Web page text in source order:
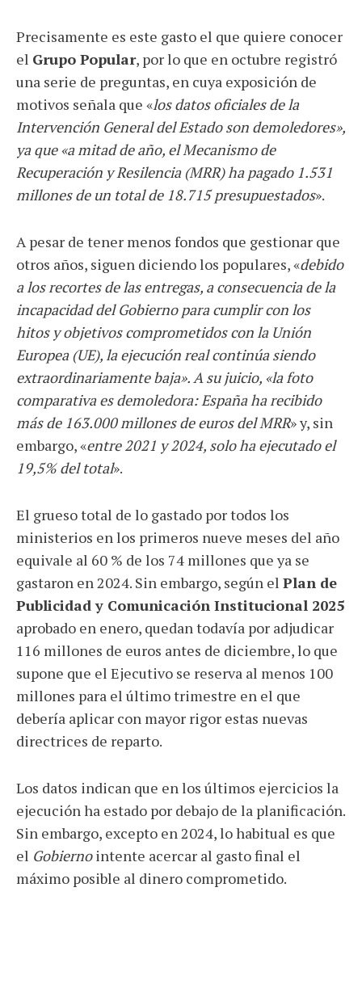
Precisamente es este gasto el que quiere conocer
el Grupo Popular, por lo que en octubre registró
una serie de preguntas, en cuya exposición de
motivos señala que «los datos oficiales de la
Intervención General del Estado son demoledores»,
ya que «a mitad de año, el Mecanismo de
Recuperación y Resilencia (MRR) ha pagado 1.531
millones de un total de 18.715 presupuestados».
A pesar de tener menos fondos que gestionar que
otros años, siguen diciendo los populares, «debido
a los recortes de las entregas, a consecuencia de la
incapacidad del Gobierno para cumplir con los
hitos y objetivos comprometidos con la Unión
Europea (UE), la ejecución real continúa siendo
extraordinariamente baja». A su juicio, «la foto
comparativa es demoledora: España ha recibido
más de 163.000 millones de euros del MRR» y, sin
embargo, «entre 2021 y 2024, solo ha ejecutado el
19,5% del total».
El grueso total de lo gastado por todos los
ministerios en los primeros nueve meses del año
equivale al 60 % de los 74 millones que ya se
gastaron en 2024. Sin embargo, según el Plan de
Publicidad y Comunicación Institucional 2025
aprobado en enero, quedan todavía por adjudicar
116 millones de euros antes de diciembre, lo que
supone que el Ejecutivo se reserva al menos 100
millones para el último trimestre en el que
debería aplicar con mayor rigor estas nuevas
directrices de reparto.
Los datos indican que en los últimos ejercicios la
ejecución ha estado por debajo de la planificación.
Sin embargo, excepto en 2024, lo habitual es que
el Gobiernointente acercar al gasto final el
máximo posible al dinero comprometido.